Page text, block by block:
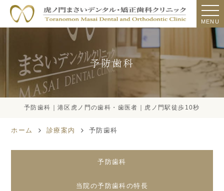
MENU
予防歯科
予防歯科｜港区虎ノ門の歯科・歯医者｜虎ノ門駅徒歩10秒
ホーム 診療案内 予防歯科
予防歯科
当院の予防歯科の特長